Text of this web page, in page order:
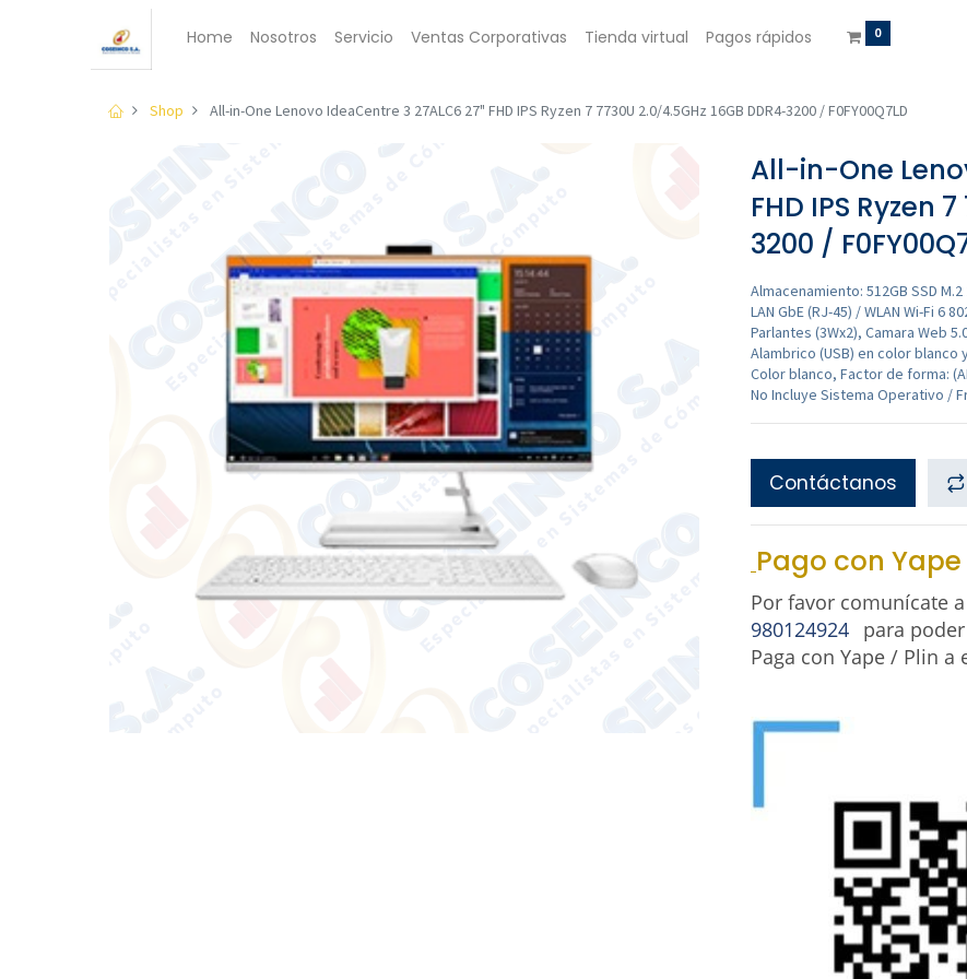
Home Nosotros Servicio Ventas Corporativas Tienda virtual Pagos rápidos 0
Shop All-in-One Lenovo IdeaCentre 3 27ALC6 27" FHD IPS Ryzen 7 7730U 2.0/4.5GHz 16GB DDR4-3200 / F0FY00Q7LD
All-in-One
FHD IPS Ryzen
3200 /
Almacenamiento: 512GB SSD
LAN GbE (RJ-45) / WLAN Wi-Fi 6
Parlantes (3Wx2), Camara Web
Alambrico (USB) en color blanco
Color blanco, Factor de forma:
No Incluye Sistema Operativo /
Contáctanos
Pago con
Por favor comunícate
980124924 para
Paga con Yape / Plin a